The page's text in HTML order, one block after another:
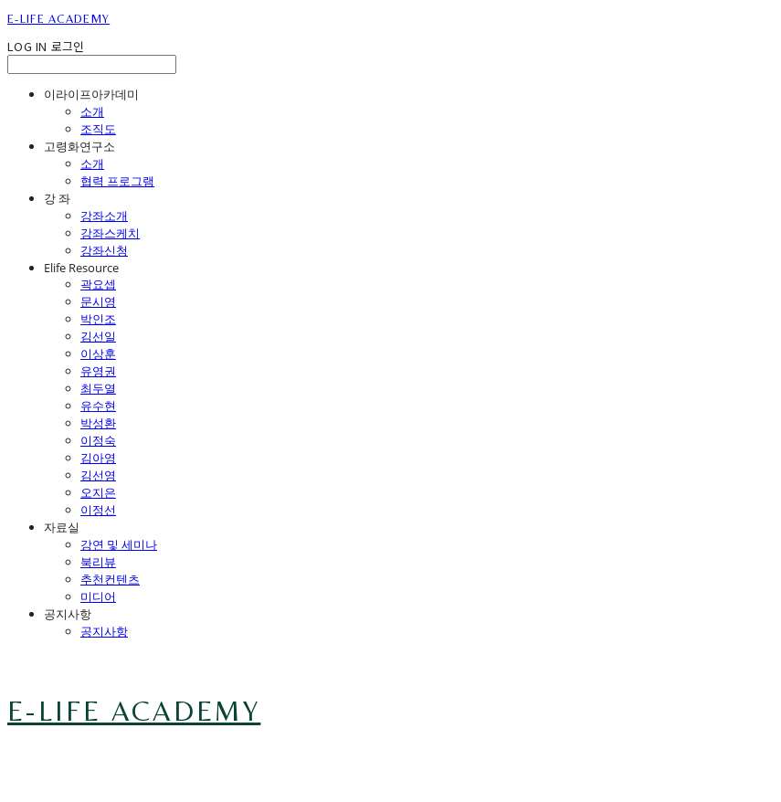
E-LIFE ACADEMY
LOG IN 로그인
이라이프아카데미
소개
조직도
고령화연구소
소개
협력 프로그램
강 좌
강좌소개
강좌스케치
강좌신청
Elife Resource
곽요셉
문시영
박인조
김선일
이상훈
유영권
최두열
유수현
박성환
이정숙
김아영
김선영
오지은
이정선
자료실
강연 및 세미나
북리뷰
추천컨텐츠
미디어
공지사항
공지사항
E-LIFE ACADEMY